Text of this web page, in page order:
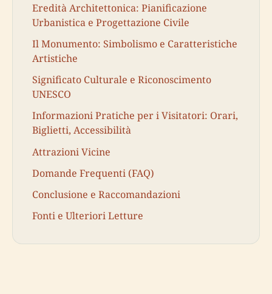
Eredità Architettonica: Pianificazione
Urbanistica e Progettazione Civile
Il Monumento: Simbolismo e Caratteristiche
Artistiche
Significato Culturale e Riconoscimento
UNESCO
Informazioni Pratiche per i Visitatori: Orari,
Biglietti, Accessibilità
Attrazioni Vicine
Domande Frequenti (FAQ)
Conclusione e Raccomandazioni
Fonti e Ulteriori Letture